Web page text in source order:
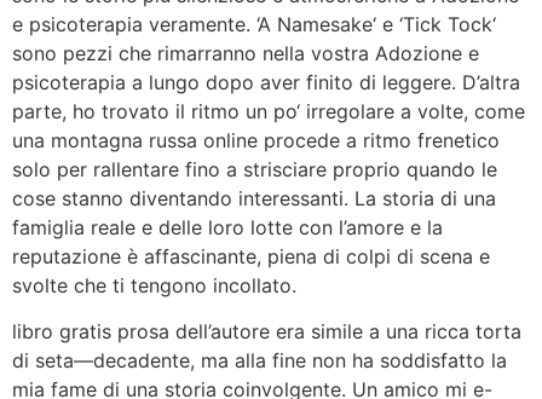
e psicoterapia veramente. ‘A Namesake‘ e ‘Tick Tock‘
sono pezzi che rimarranno nella vostra Adozione e
psicoterapia a lungo dopo aver finito di leggere. D’altra
parte, ho trovato il ritmo un po‘ irregolare a volte, come
una montagna russa online procede a ritmo frenetico
solo per rallentare fino a strisciare proprio quando le
cose stanno diventando interessanti. La storia di una
famiglia reale e delle loro lotte con l’amore e la
reputazione è affascinante, piena di colpi di scena e
svolte che ti tengono incollato.
libro gratis prosa dell’autore era simile a una ricca torta
di seta—decadente, ma alla fine non ha soddisfatto la
mia fame di una storia coinvolgente. Un amico mi e-